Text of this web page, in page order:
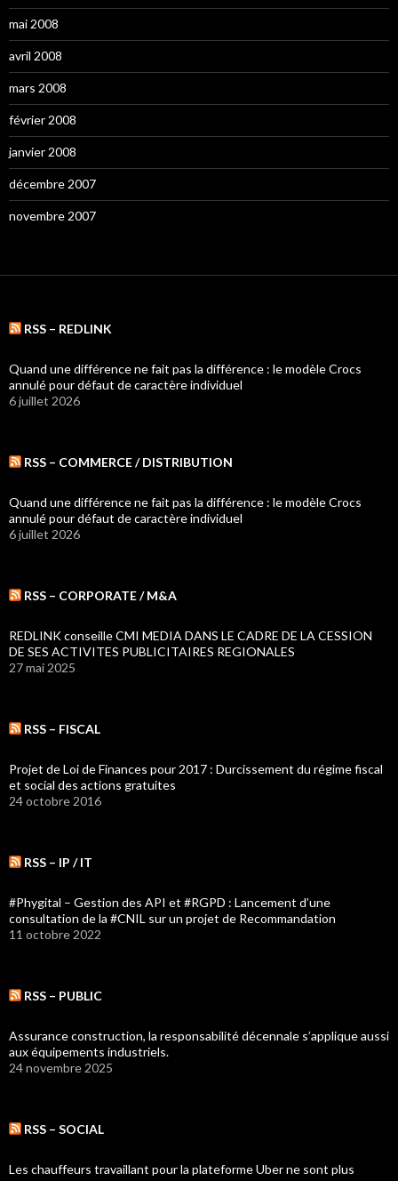
mai 2008
avril 2008
mars 2008
février 2008
janvier 2008
décembre 2007
novembre 2007
RSS – REDLINK
Quand une différence ne fait pas la différence : le modèle Crocs
annulé pour défaut de caractère individuel
6 juillet 2026
RSS – COMMERCE / DISTRIBUTION
Quand une différence ne fait pas la différence : le modèle Crocs
annulé pour défaut de caractère individuel
6 juillet 2026
RSS – CORPORATE / M&A
REDLINK conseille CMI MEDIA DANS LE CADRE DE LA CESSION
DE SES ACTIVITES PUBLICITAIRES REGIONALES
27 mai 2025
RSS – FISCAL
Projet de Loi de Finances pour 2017 : Durcissement du régime fiscal
et social des actions gratuites
24 octobre 2016
RSS – IP / IT
#Phygital – Gestion des API et #RGPD : Lancement d’une
consultation de la #CNIL sur un projet de Recommandation
11 octobre 2022
RSS – PUBLIC
Assurance construction, la responsabilité décennale s’applique aussi
aux équipements industriels.
24 novembre 2025
RSS – SOCIAL
Les chauffeurs travaillant pour la plateforme Uber ne sont plus